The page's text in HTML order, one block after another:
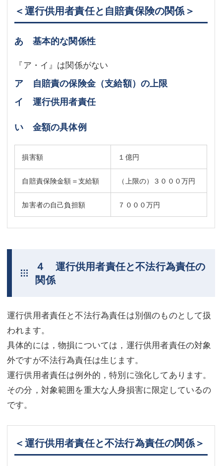
＜運行供用者責任と自賠責保険の関係＞
あ 基本的な関係性
『ア・イ』は関係がない
ア 自賠責の保険金（支給額）の上限
イ 運行供用者責任
い 金額の具体例
損害額 １億円
自賠責保険金額＝支給額 （上限の）３０００万円
加害者の自己負担額 ７０００万円
４ 運行供用者責任と不法行為責任の
関係
運行供用者責任と不法行為責任は別個のものとして扱
われます。
具体的には，物損については，運行供用者責任の対象
外ですが不法行為責任は生じます。
運行供用者責任は例外的，特別に強化してあります。
その分，対象範囲を重大な人身損害に限定しているの
です。
＜運行供用者責任と不法行為責任の関係＞